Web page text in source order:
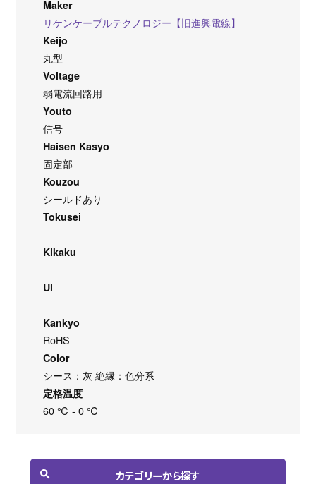
Maker
リケンケーブルテクノロジー【旧進興電線】
Keijo
丸型
Voltage
弱電流回路用
Youto
信号
Haisen Kasyo
固定部
Kouzou
シールドあり
Tokusei
Kikaku
Ul
Kankyo
RoHS
Color
シース：灰 絶縁：色分系
定格温度
60 ℃ - 0 ℃
カテゴリーから探す